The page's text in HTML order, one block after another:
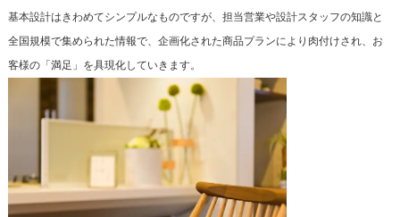
基本設計はきわめてシンプルなものですが、担当営業や設計スタッフの知識と
全国規模で集められた情報で、企画化された商品プランにより肉付けされ、お
客様の「満足」を具現化していきます。